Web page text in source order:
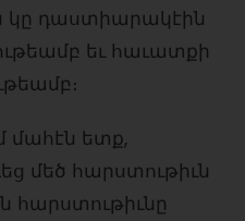
կը դաստիարակէին
եւ հաւատքի
մահէն ետք,
մեծ հարստութիւն
հարստութիւնը